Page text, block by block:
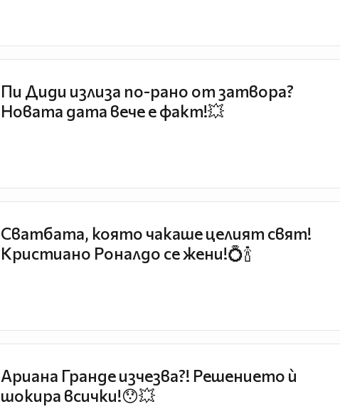
Пи Диди излиза по-рано от затвора?
Новата дата вече е факт!💥
Сватбата, която чакаше целият свят!
Кристиано Роналдо се жени!💍🍾
Ариана Гранде изчезва?! Решението ѝ
шокира всички!😯💥